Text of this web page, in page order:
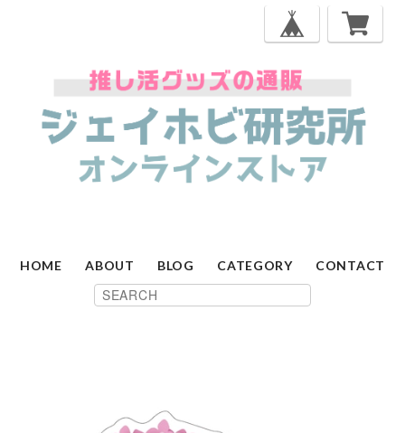
HOME ABOUT BLOG CATEGORY CONTACT